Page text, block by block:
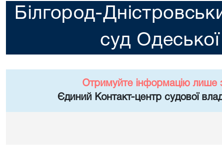
Білгород-
суд Одеської
Отримуйте інформацію лише
Єдиний Контакт-центр судової